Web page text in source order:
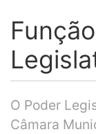
O Poder
Câmara